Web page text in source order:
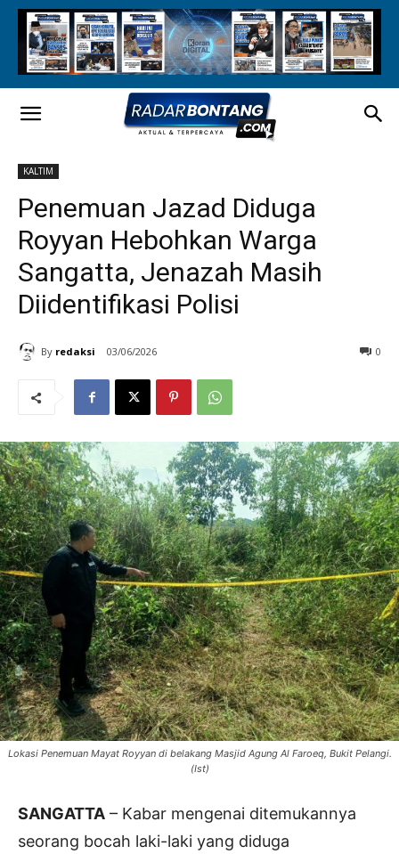
KALTIM
Penemuan Jazad Diduga
Royyan Hebohkan Warga
Sangatta, Jenazah Masih
Diidentifikasi Polisi
By redaksi 03/06/2026 0
Lokasi Penemuan Mayat Royyan di belakang Masjid Agung Al Faroeq, Bukit Pelangi.
(Ist)
SANGATTA – Kabar mengenai ditemukannya
seorang bocah laki-laki yang diduga